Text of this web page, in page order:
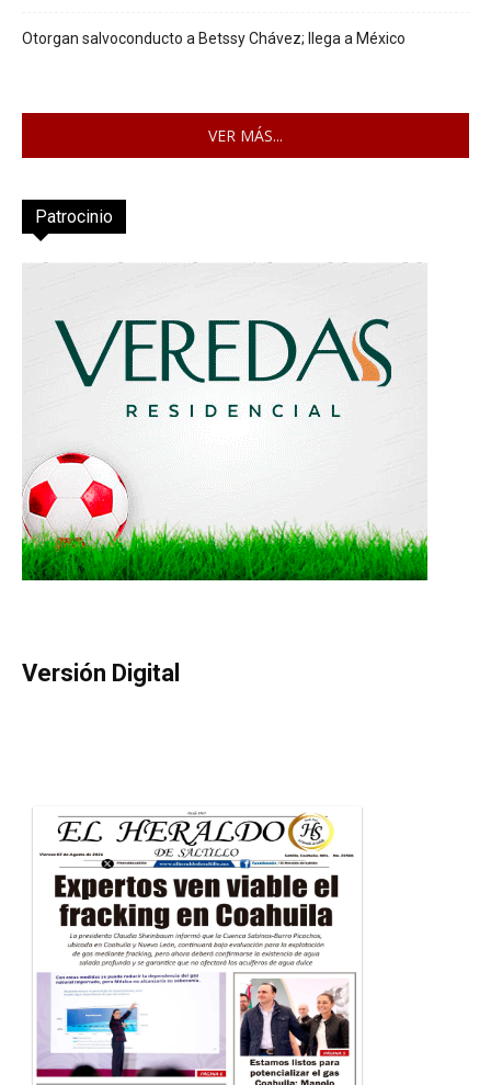
Otorgan salvoconducto a Betssy Chávez; llega a México
VER MÁS...
Patrocinio
Versión Digital